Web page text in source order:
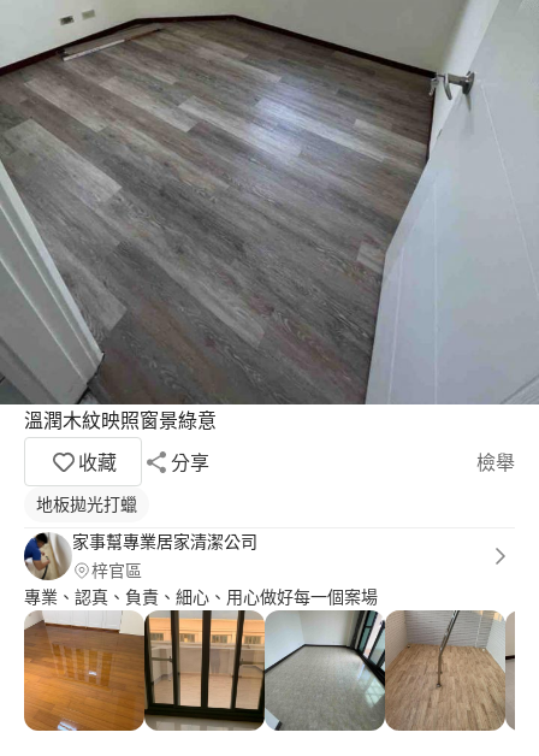
溫潤木紋映照窗景綠意
收藏
分享 檢舉
地板拋光打蠟
家事幫專業居家清潔公司
梓官區
專業、認真、負責、細心、用心做好每一個案場